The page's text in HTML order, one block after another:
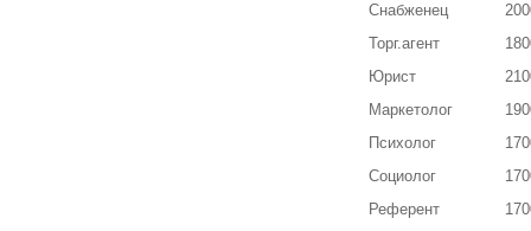
Снабженец
Торг.агент
Юрист
Маркетолог
Психолог
Социолог
Референт